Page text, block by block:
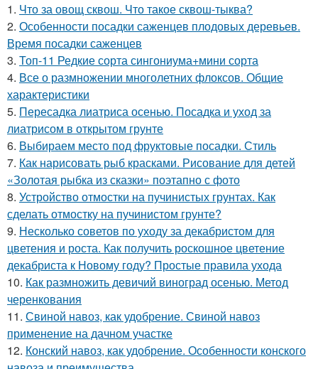
1. Что за овощ сквош. Что такое сквош-тыква?
2. Особенности посадки саженцев плодовых деревьев.
Время посадки саженцев
3. Топ-11 Редкие сорта сингониума+мини сорта
4. Все о размножении многолетних флоксов. Общие
характеристики
5. Пересадка лиатриса осенью. Посадка и уход за
лиатрисом в открытом грунте
6. Выбираем место под фруктовые посадки. Стиль
7. Как нарисовать рыб красками. Рисование для детей
«Золотая рыбка из сказки» поэтапно с фото
8. Устройство отмостки на пучинистых грунтах. Как
сделать отмостку на пучинистом грунте?
9. Несколько советов по уходу за декабристом для
цветения и роста. Как получить роскошное цветение
декабриста к Новому году? Простые правила ухода
10. Как размножить девичий виноград осенью. Метод
черенкования
11. Свиной навоз, как удобрение. Свиной навоз
применение на дачном участке
12. Конский навоз, как удобрение. Особенности конского